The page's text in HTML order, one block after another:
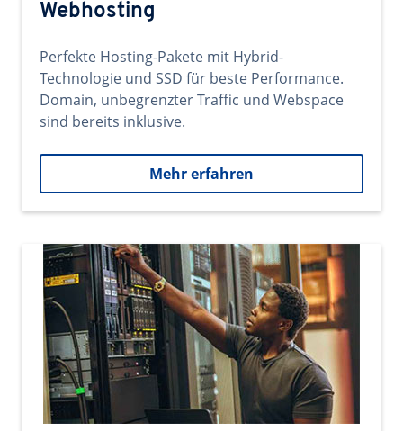
Webhosting
Perfekte Hosting-Pakete mit Hybrid-
Technologie und SSD für beste Performance.
Domain, unbegrenzter Traffic und Webspace
sind bereits inklusive.
Mehr erfahren